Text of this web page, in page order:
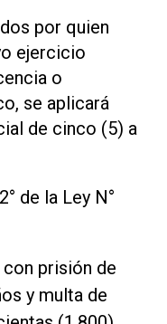
por quien
ejercicio
o
se aplicará
de cinco (5) a
de la Ley N°
prisión de
y multa de